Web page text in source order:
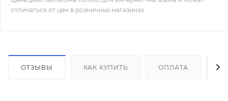
отличаться от цен в розничных магазинах
ОТЗЫВЫ КАК КУПИТЬ ОПЛАТА